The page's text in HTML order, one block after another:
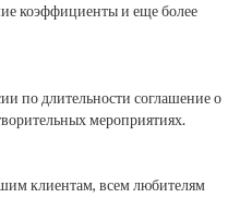
коэффициенты и еще более
по длительности соглашение о
мероприятиях.
клиентам, всем любителям